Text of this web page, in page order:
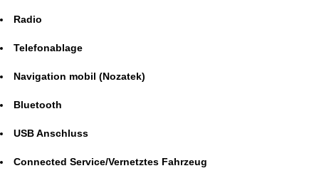
Radio
Telefonablage
Navigation mobil (Nozatek)
Bluetooth
USB Anschluss
Connected Service/Vernetztes Fahrzeug